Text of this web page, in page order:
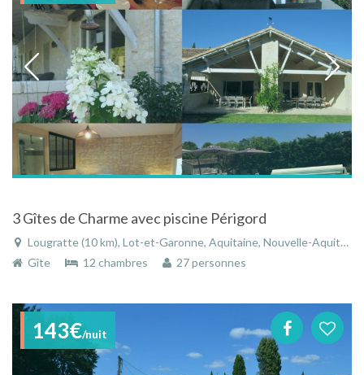
3 Gîtes de Charme avec piscine Périgord
Lougratte (10 km), Lot-et-Garonne, Aquitaine, Nouvelle-Aquitaine, France
Gîte
12 chambres 27 personnes
143€/nuit